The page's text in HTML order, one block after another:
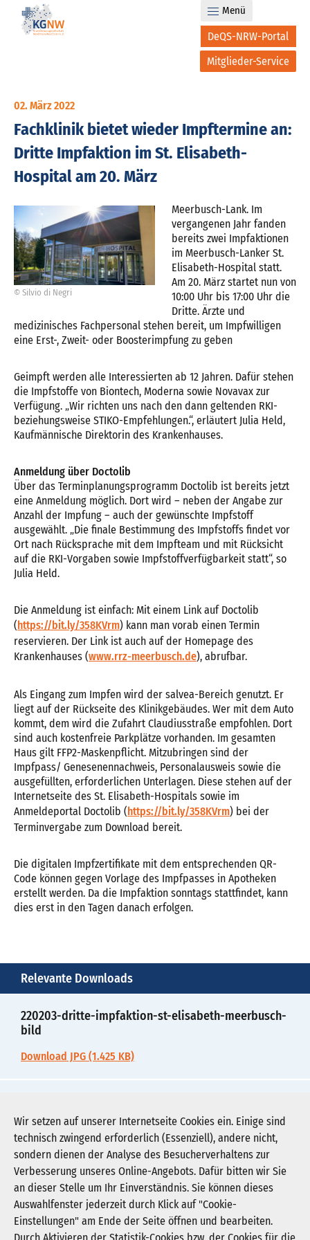
Wir setzen auf unserer Internetseite Cookies ein. Einige sind
technisch zwingend erforderlich (Essenziell), andere nicht,
sondern dienen der Analyse des Besucherverhaltens zur
Verbesserung unseres Online-Angebots. Dafür bitten wir Sie
an dieser Stelle um Ihr Einverständnis. Sie können dieses
Auswahlfenster jederzeit durch Klick auf "Cookie-
Einstellungen" am Ende der Seite öffnen und bearbeiten.
DeQS-NRW-Portal
Mitglieder-Service
Menü
02. März 2022
Fachklinik bietet wieder Impftermine an:
Dritte Impfaktion im St. Elisabeth-
Hospital am 20. März
© Silvio di Negri
Meerbusch-Lank. Im
vergangenen Jahr fanden
bereits zwei Impfaktionen
im Meerbusch-Lanker St.
Elisabeth-Hospital statt.
Am 20. März startet nun von
10:00 Uhr bis 17:00 Uhr die
Dritte. Ärzte und
medizinisches Fachpersonal stehen bereit, um Impfwilligen
eine Erst-, Zweit- oder Boosterimpfung zu geben
Geimpft werden alle Interessierten ab 12 Jahren. Dafür stehen
die Impfstoffe von Biontech, Moderna sowie Novavax zur
Verfügung. „Wir richten uns nach den dann geltenden RKI-
beziehungsweise STIKO-Empfehlungen.“, erläutert Julia Held,
Kaufmännische Direktorin des Krankenhauses.
Anmeldung über Doctolib
Über das Terminplanungsprogramm Doctolib ist bereits jetzt
eine Anmeldung möglich. Dort wird – neben der Angabe zur
Anzahl der Impfung – auch der gewünschte Impfstoff
ausgewählt. „Die finale Bestimmung des Impfstoffs findet vor
Ort nach Rücksprache mit dem Impfteam und mit Rücksicht
auf die RKI-Vorgaben sowie Impfstoffverfügbarkeit statt“, so
Julia Held.
Die Anmeldung ist einfach: Mit einem Link auf Doctolib
(https://bit.ly/358KVrm) kann man vorab einen Termin
reservieren. Der Link ist auch auf der Homepage des
Krankenhauses (www.rrz-meerbusch.de), abrufbar.
Als Eingang zum Impfen wird der salvea-Bereich genutzt. Er
liegt auf der Rückseite des Klinikgebäudes. Wer mit dem Auto
kommt, dem wird die Zufahrt Claudiusstraße empfohlen. Dort
sind auch kostenfreie Parkplätze vorhanden. Im gesamten
Haus gilt FFP2-Maskenpflicht. Mitzubringen sind der
Impfpass/ Genesenennachweis, Personalausweis sowie die
ausgefüllten, erforderlichen Unterlagen. Diese stehen auf der
Internetseite des St. Elisabeth-Hospitals sowie im
Anmeldeportal Doctolib (https://bit.ly/358KVrm) bei der
Terminvergabe zum Download bereit.
Die digitalen Impfzertifikate mit dem entsprechenden QR-
Code können gegen Vorlage des Impfpasses in Apotheken
erstellt werden. Da die Impfaktion sonntags stattfindet, kann
dies erst in den Tagen danach erfolgen.
Relevante Downloads
220203-dritte-impfaktion-st-elisabeth-meerbusch-
bild
Download JPG (1.425 KB)
pm
Download PDF (220 KB)
Newsletter abonnieren
Registrieren